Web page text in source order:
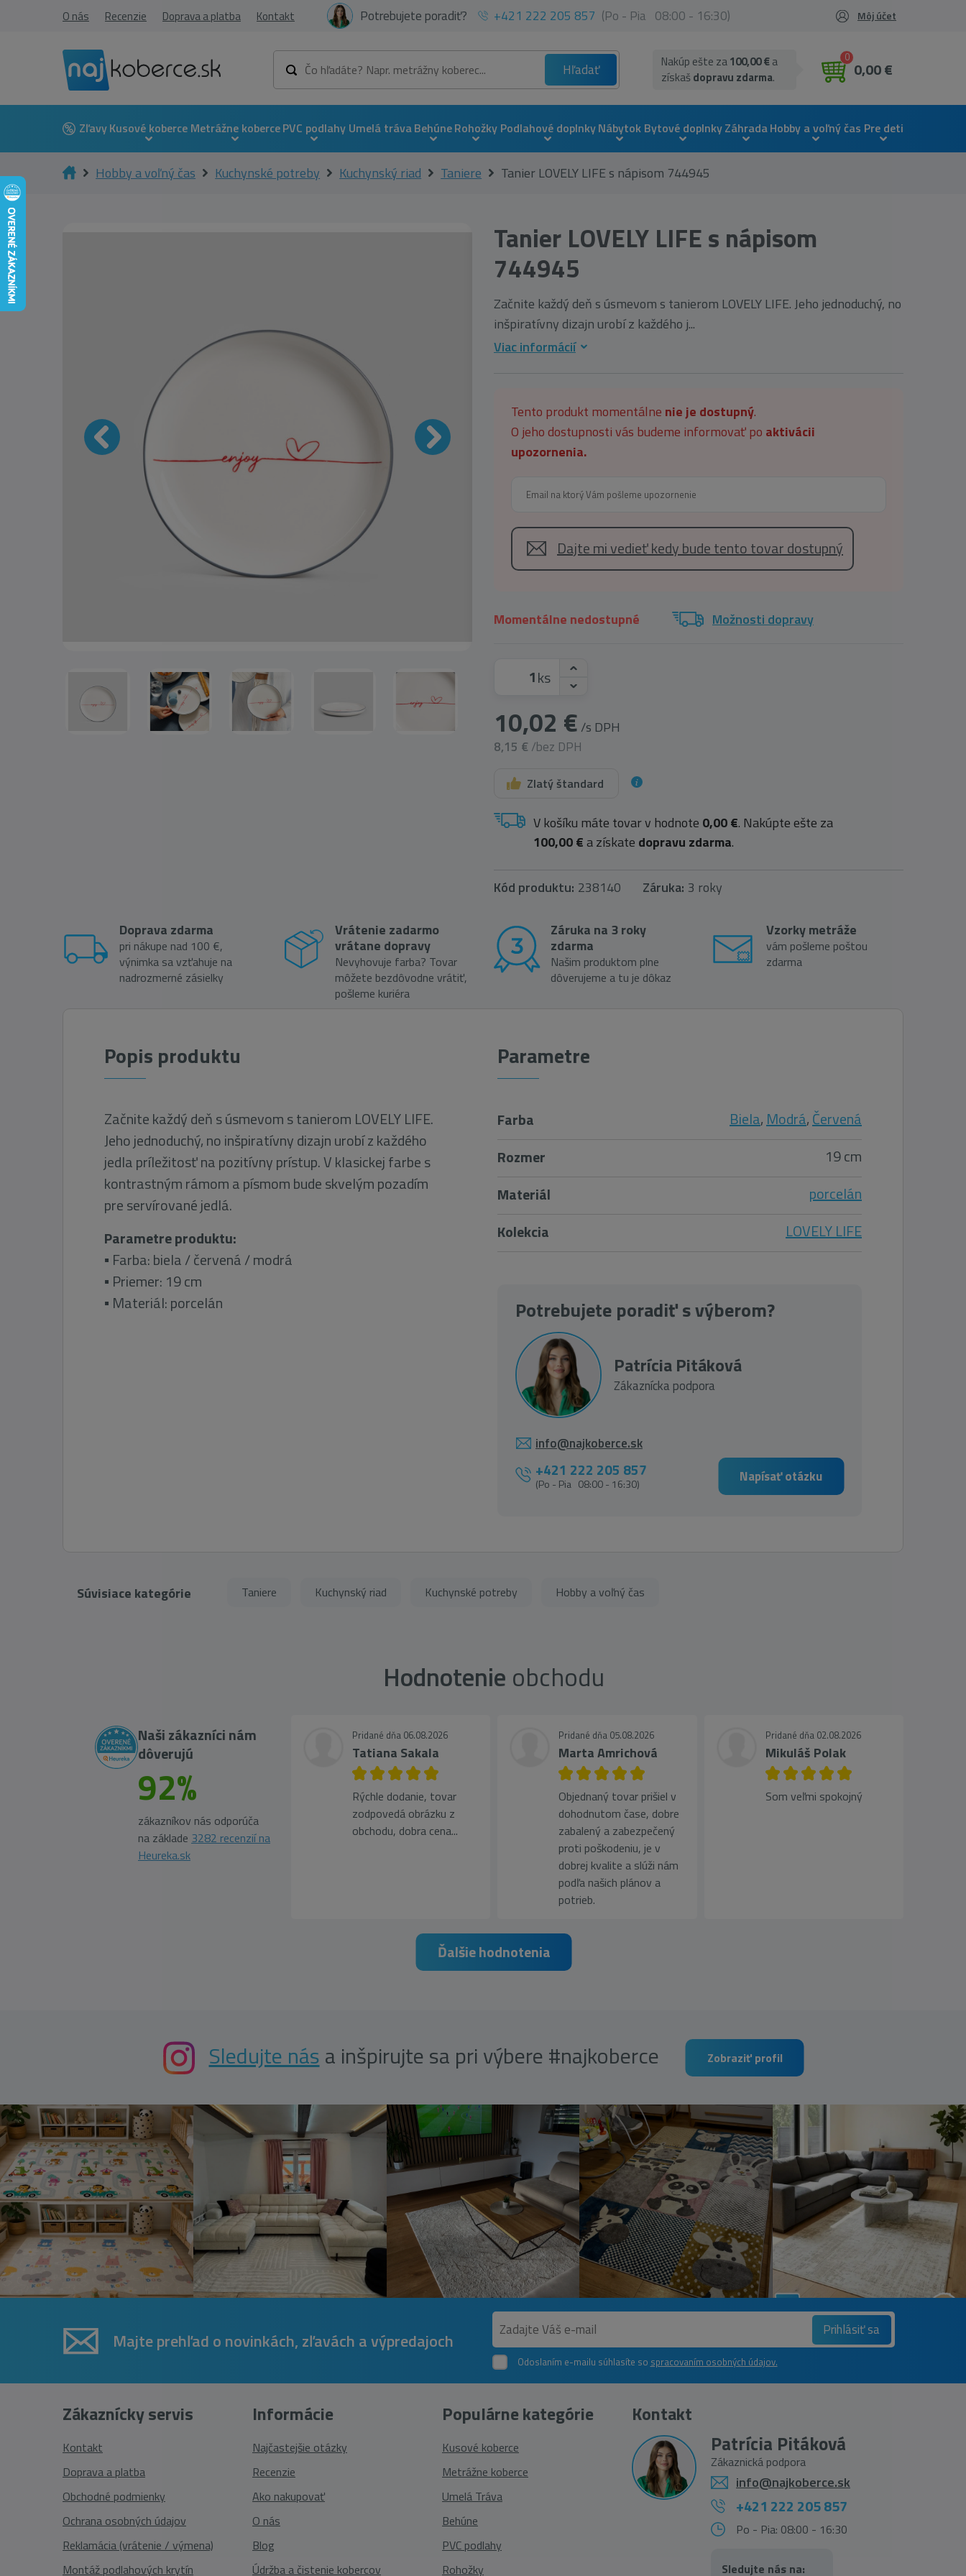
O nás Recenzie Doprava a platba Kontakt Potrebujete poradiť? +421 222 205 857 (Po - Pia 08:00 - 16:30) Môj účet
Hľadať
0
0,00 €
Nakúp ešte za100,00 €a
získaš dopravu zdarma.
ZľavyKusové koberce Metrážne kobercePVC podlahy Umelá trávaBehúneRohožky Podlahové doplnkyNábytok Bytové doplnkyZáhradaHobby a voľný čas Pre deti
Hobby a voľný čas Kuchynské potreby Kuchynský riad Taniere Tanier LOVELY LIFE s nápisom 744945
Tanier LOVELY LIFE s nápisom
744945
Začnite každý deň s úsmevom s tanierom LOVELY LIFE. Jeho jednoduchý, no
inšpiratívny dizajn urobí z každého j...
Viac informácií
Tento produkt momentálne nie je dostupný.
O jeho dostupnosti vás budeme informovať po aktivácii
upozornenia.
Dajte mi vedieť kedy bude tento tovar dostupný
Momentálne nedostupné Možnosti dopravy
ks
10,02 € /s DPH
8,15 € /bez DPH
Zlatý štandard
V košíku máte tovar v hodnote 0,00 €. Nakúpte ešte za
100,00 €a získate dopravu zdarma.
Kód produktu: 238140 Záruka: 3 roky
Doprava zdarma
pri nákupe nad 100 €,
výnimka sa vzťahuje na
nadrozmerné zásielky
Vrátenie zadarmo
vrátane dopravy
Nevyhovuje farba? Tovar
môžete bezdôvodne vrátiť,
pošleme kuriéra
Záruka na 3 roky
zdarma
Našim produktom plne
dôverujeme a tu je dôkaz
Vzorky metráže
vám pošleme poštou
zdarma
Popis produktu
Začnite každý deň s úsmevom s tanierom LOVELY LIFE.
Jeho jednoduchý, no inšpiratívny dizajn urobí z každého
jedla príležitosť na pozitívny prístup. V klasickej farbe s
kontrastným rámom a písmom bude skvelým pozadím
pre servírované jedlá.
Parametre produktu:
▪ Farba: biela / červená / modrá
▪ Priemer: 19 cm
▪ Materiál: porcelán
Parametre
Farba Biela,Modrá,Červená
Rozmer
19 cm
Materiál
porcelán
Kolekcia
LOVELY LIFE
Potrebujete poradiť s výberom?
Patrícia Pitáková
Zákaznícka podpora
info@najkoberce.sk
+421 222 205 857
(Po - Pia 08:00 - 16:30) Napísať otázku
Súvisiace kategórie Taniere Kuchynský riad Kuchynské potreby Hobby a voľný čas
Hodnotenie obchodu
Naši zákazníci nám
dôverujú
92%
zákazníkov nás odporúča
na základe 3282 recenzií na
Heureka.sk
Pridané dňa 06.08.2026
Tatiana Sakala
Rýchle dodanie, tovar
zodpovedá obrázku z
obchodu, dobra cena...
Pridané dňa 05.08.2026
Marta Amrichová
Objednaný tovar prišiel v
dohodnutom čase, dobre
zabalený a zabezpečený
proti poškodeniu, je v
dobrej kvalite a slúži nám
podľa našich plánov a
potrieb.
Pridané dňa 02.08.2026
Mikuláš Polak
Som veľmi spokojný
Ďalšie hodnotenia
Sledujte nása inšpirujte sa pri výbere #najkoberce Zobraziť profil
Majte prehľad o novinkách, zľavách a výpredajoch Prihlásiť sa
Odoslaním e-mailu súhlasíte so spracovaním osobných údajov.
Zákaznícky servis
Kontakt
Doprava a platba
Obchodné podmienky
Ochrana osobných údajov
Reklamácia (vrátenie / výmena)
Montáž podlahových krytín
Informácie
Najčastejšie otázky
Recenzie
Ako nakupovať
O nás
Blog
Údržba a čistenie kobercov
Populárne kategórie
Kusové koberce
Metrážne koberce
Umelá Tráva
Behúne
PVC podlahy
Rohožky
Kontakt
Patrícia Pitáková
Zákaznická podpora
info@najkoberce.sk
+421 222 205 857
Po - Pia: 08:00 - 16:30
Sledujte nás na: